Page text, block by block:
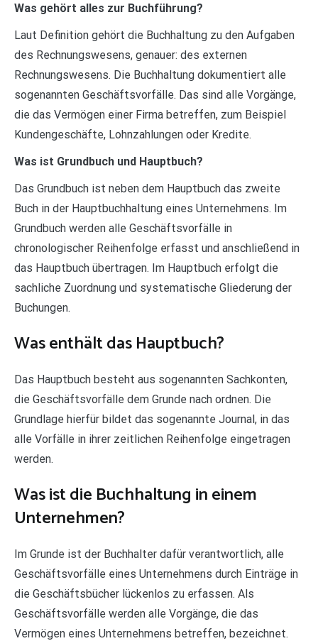
Was gehört alles zur Buchführung?
Laut Definition gehört die Buchhaltung zu den Aufgaben
des Rechnungswesens, genauer: des externen
Rechnungswesens. Die Buchhaltung dokumentiert alle
sogenannten Geschäftsvorfälle. Das sind alle Vorgänge,
die das Vermögen einer Firma betreffen, zum Beispiel
Kundengeschäfte, Lohnzahlungen oder Kredite.
Was ist Grundbuch und Hauptbuch?
Das Grundbuch ist neben dem Hauptbuch das zweite
Buch in der Hauptbuchhaltung eines Unternehmens. Im
Grundbuch werden alle Geschäftsvorfälle in
chronologischer Reihenfolge erfasst und anschließend in
das Hauptbuch übertragen. Im Hauptbuch erfolgt die
sachliche Zuordnung und systematische Gliederung der
Buchungen.
Was enthält das Hauptbuch?
Das Hauptbuch besteht aus sogenannten Sachkonten,
die Geschäftsvorfälle dem Grunde nach ordnen. Die
Grundlage hierfür bildet das sogenannte Journal, in das
alle Vorfälle in ihrer zeitlichen Reihenfolge eingetragen
werden.
Was ist die Buchhaltung in einem
Unternehmen?
Im Grunde ist der Buchhalter dafür verantwortlich, alle
Geschäftsvorfälle eines Unternehmens durch Einträge in
die Geschäftsbücher lückenlos zu erfassen. Als
Geschäftsvorfälle werden alle Vorgänge, die das
Vermögen eines Unternehmens betreffen, bezeichnet.